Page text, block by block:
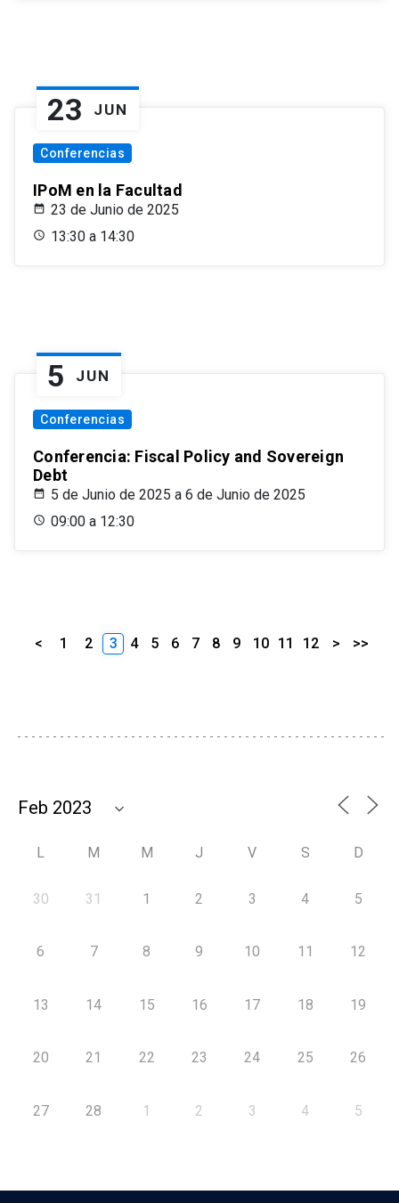
23 JUN
Conferencias
IPoM en la Facultad
23 de Junio de 2025
13:30 a 14:30
5 JUN
Conferencias
Conferencia: Fiscal Policy and Sovereign
Debt
5 de Junio de 2025 a 6 de Junio de 2025
09:00 a 12:30
< 1 2 3 4 5 6 7 8 9 10 11 12 > >>
L M M J V S D
30 31 1 2 3 4 5
6 7 8 9 10 11 12
13 14 15 16 17 18 19
20 21 22 23 24 25 26
27 28 1 2 3 4 5